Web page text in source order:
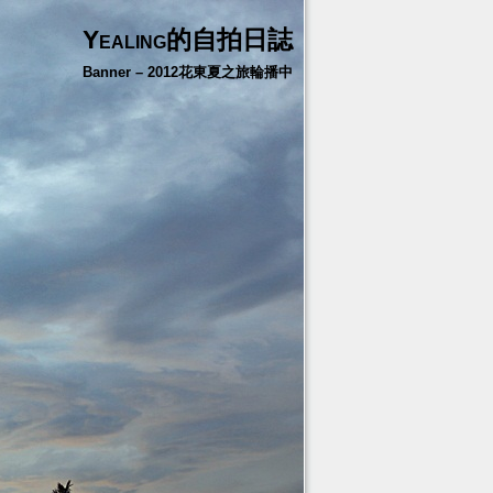
Yealing的自拍日誌
Banner – 2012花東夏之旅輪播中